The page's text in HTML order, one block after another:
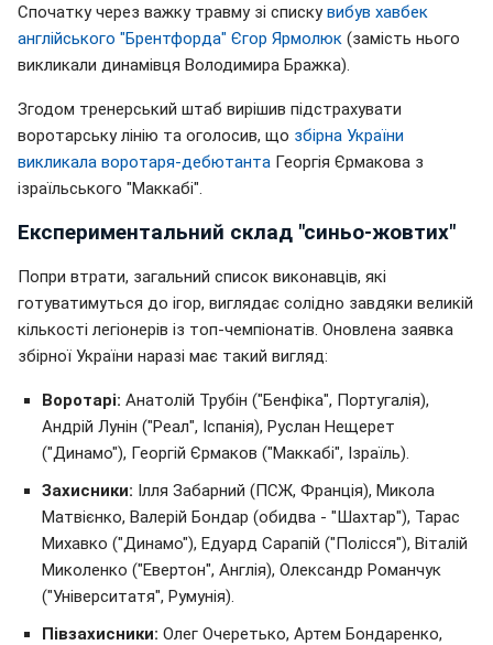
Спочатку через важку травму зі спискувибув хавбек
англійського "Брентфорда" Єгор Ярмолюк (замість нього
викликали динамівця Володимира Бражка).
Згодом тренерський штаб вирішив підстрахувати
воротарську лінію та оголосив, що збірна України
викликала воротаря-дебютанта Георгія Єрмакова з
ізраїльського "Маккабі".
Експериментальний склад "синьо-жовтих"
Попри втрати, загальний список виконавців, які
готуватимуться до ігор, виглядає солідно завдяки великій
кількості легіонерів із топ-чемпіонатів. Оновлена заявка
збірної України наразі має такий вигляд:
Воротарі: Анатолій Трубін ("Бенфіка", Португалія),
Андрій Лунін ("Реал", Іспанія), Руслан Нещерет
("Динамо"), Георгій Єрмаков ("Маккабі", Ізраїль).
Захисники: Ілля Забарний (ПСЖ, Франція), Микола
Матвієнко, Валерій Бондар (обидва - "Шахтар"), Тарас
Михавко ("Динамо"), Едуард Сарапій ("Полісся"), Віталій
Миколенко ("Евертон", Англія), Олександр Романчук
("Університатя", Румунія).
Півзахисники: Олег Очеретько, Артем Бондаренко,